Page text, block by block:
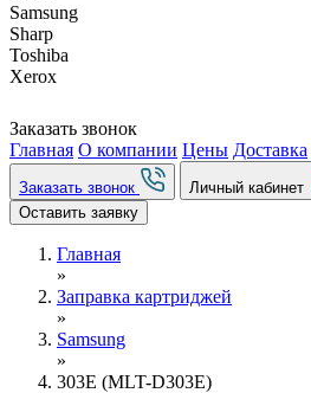
Samsung
Sharp
Toshiba
Xerox
Заказать звонок
Главная О компании Цены Доставка
Заказать звонок
Личный кабинет
Оставить заявку
Главная
»
Заправка картриджей
»
Samsung
»
303E (MLT-D303E)